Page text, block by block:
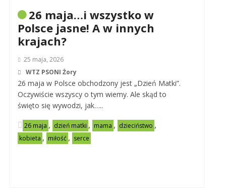
26 maja…i wszystko w
Polsce jasne! A w innych
krajach?
25 maja, 2026
WTZ PSONI Żory
26 maja w Polsce obchodzony jest „Dzień Matki”.
Oczywiście wszyscy o tym wiemy. Ale skąd to
święto się wywodzi, jak…..
26 maja , dzień matki , mama , dzieciństwo ,
kobieta , miłość , serce